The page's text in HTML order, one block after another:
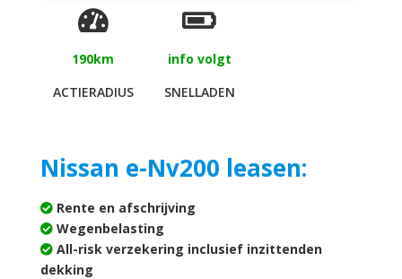
190km
ACTIERADIUS
info volgt
SNELLADEN
Nissan e-Nv200 leasen:
Rente en afschrijving
Wegenbelasting
All-risk verzekering inclusief inzittenden
dekking